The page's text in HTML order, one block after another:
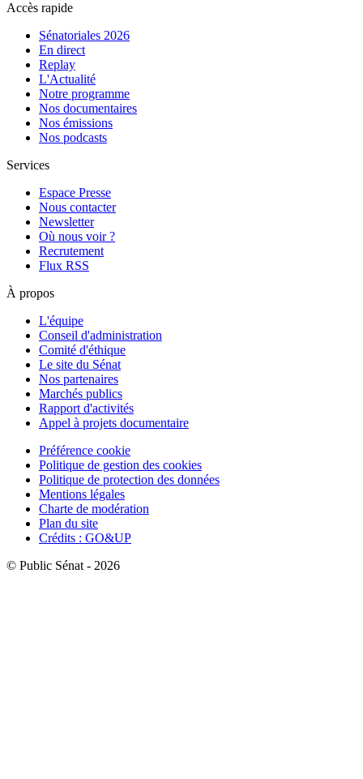
Accès rapide
Sénatoriales 2026
En direct
Replay
L'Actualité
Notre programme
Nos documentaires
Nos émissions
Nos podcasts
Services
Espace Presse
Nous contacter
Newsletter
Où nous voir ?
Recrutement
Flux RSS
À propos
L'équipe
Conseil d'administration
Comité d'éthique
Le site du Sénat
Nos partenaires
Marchés publics
Rapport d'activités
Appel à projets documentaire
Préférence cookie
Politique de gestion des cookies
Politique de protection des données
Mentions légales
Charte de modération
Plan du site
Crédits : GO&UP
© Public Sénat - 2026